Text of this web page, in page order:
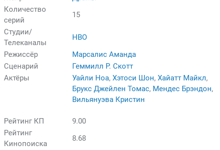
Количество
серий
15
Студии/
Телеканалы
HBO
Режиссёр
Марсалис Аманда
Сценарий
Геммилл Р. Скотт
Актёры
Уайли Ноа, Хэтоси Шон, Хайатт Майкл,
Брукс Джейлен Томас, Мендес Брэндон,
Вильянуэва Кристин
Рейтинг КП
9.00
Рейтинг
Кинопоиска
8.68